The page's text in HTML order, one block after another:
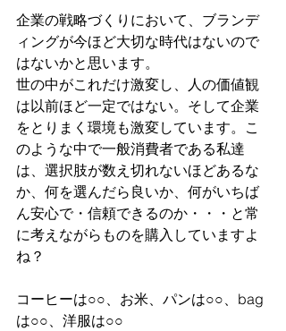
企業の戦略づくりにおいて、ブランデ
ィングが今ほど大切な時代はないので
はないかと思います。
世の中がこれだけ激変し、人の価値観
は以前ほど一定ではない。そして企業
をとりまく環境も激変しています。こ
のような中で一般消費者である私達
は、選択肢が数え切れないほどあるな
か、何を選んだら良いか、何がいちば
ん安心で・信頼できるのか・・・と常
に考えながらものを購入していますよ
ね？
コーヒーは○○、お米、パンは○○、bag
は○○、洋服は○○